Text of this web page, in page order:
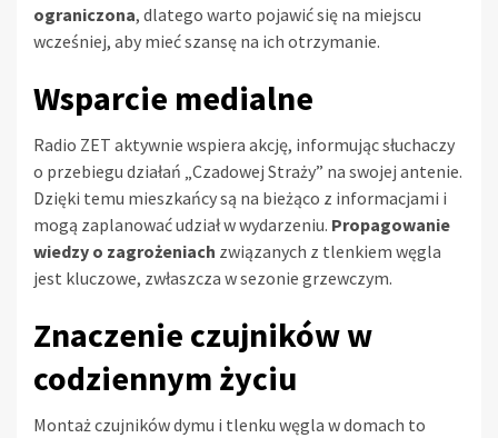
ograniczona, dlatego warto pojawić się na miejscu
wcześniej, aby mieć szansę na ich otrzymanie.
Wsparcie medialne
Radio ZET aktywnie wspiera akcję, informując słuchaczy
o przebiegu działań „Czadowej Straży” na swojej antenie.
Dzięki temu mieszkańcy są na bieżąco z informacjami i
mogą zaplanować udział w wydarzeniu. Propagowanie
wiedzy o zagrożeniach związanych z tlenkiem węgla
jest kluczowe, zwłaszcza w sezonie grzewczym.
Znaczenie czujników w
codziennym życiu
Montaż czujników dymu i tlenku węgla w domach to